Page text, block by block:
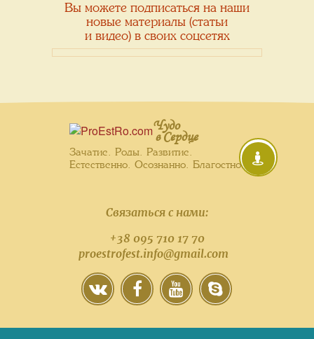
Вы можете подписаться на наши
новые материалы (статьи
и видео) в своих соцсетях
Чудо
в Сердце
Зачатие. Роды. Развитие.
Естественно. Осознанно. Благостно.
Связаться с нами:
+38 095 710 17 70
proestrofest.info@gmail.com